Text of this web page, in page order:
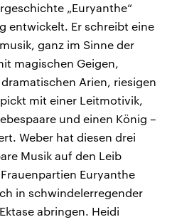
„Euryanthe“
entwickelt. Er schreibt eine
ganz im Sinne der
magischen Geigen,
Arien, riesigen
mit einer Leitmotivik,
und einen König –
Weber hat diesen drei
Musik auf den Leib
Euryanthe
in schwindelerregender
abringen. Heidi